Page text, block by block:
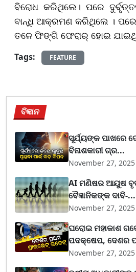
ବିରୋଧ କରିଥିଲେ। ପରେ
ବାନ୍ଧି ଆକ୍ରମଣ କରିଥିଲେ ।
ତଳେ ଫିଙ୍ଗି ଫେରାର୍‌ ହୋଇ
Tags: FEATURE
ବିଜ୍ଞାନ
ସୂର୍ଯ୍ୟଙ୍କ ପାଖରେ
ବିନାଶକାରୀ ଗ୍ର...
November 27, 2025
AI ମଣିଷର ଆୟୁଷ
ବୈଜ୍ଞାନିକଙ୍କ ଦାବି-...
November 27, 2025
ଘରୋଇ ମହାକାଶ
ପଦକ୍ଷେପ, ଦେଶର
November 27, 2025